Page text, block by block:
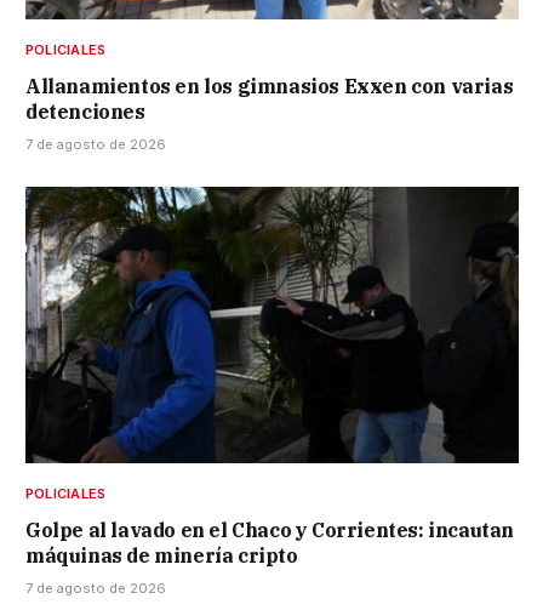
POLICIALES
Allanamientos en los gimnasios Exxen con varias
detenciones
7 de agosto de 2026
POLICIALES
Golpe al lavado en el Chaco y Corrientes: incautan
máquinas de minería cripto
7 de agosto de 2026